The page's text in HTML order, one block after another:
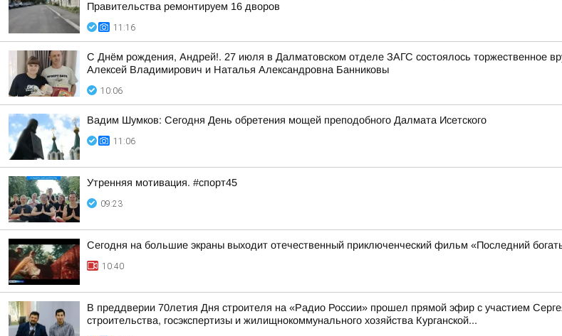
Правительства ремонтируем 16 дворов
11:16
С Днём рождения, Андрей!. 27 июля в Далматовском отделе ЗАГС состоялось торжественное
Алексей Владимирович и Наталья Александровна Банниковы
10:06
Вадим Шумков: Сегодня День обретения мощей преподобного Далмата Исетского
11:06
Утренняя мотивация. #спорт45
09:23
Сегодня на большие экраны выходит отечественный приключенческий фильм «Последний
10:40
В преддверии 70летия Дня строителя на «Радио России» прошел прямой эфир с участием
строительства, госэкспертизы и жилищнокоммунального хозяйства Курганской...